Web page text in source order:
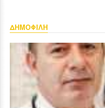
ΔΗΜΟΦΙΛΗ